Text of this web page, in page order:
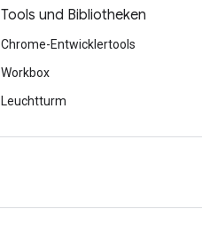
Tools und Bibliotheken
Chrome-Entwicklertools
Workbox
Leuchtturm